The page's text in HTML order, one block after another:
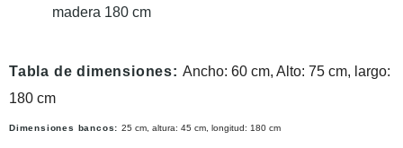
madera 180 cm
Tabla de dimensiones: Ancho: 60 cm, Alto: 75 cm, largo:
180 cm
Dimensiones bancos: 25 cm, altura: 45 cm, longitud: 180 cm